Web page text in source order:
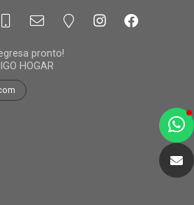
pronto!
HOGAR